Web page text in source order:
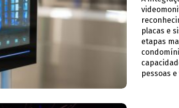
placas e
etapas
pessoas